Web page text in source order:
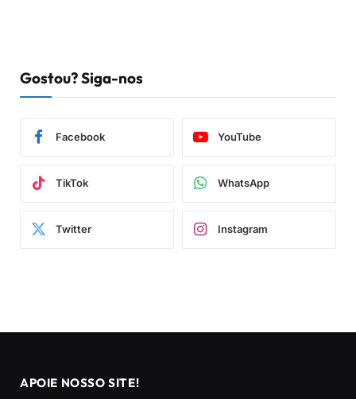
Gostou? Siga-nos
Facebook YouTube
TikTok WhatsApp
Twitter Instagram
APOIE NOSSO SITE!